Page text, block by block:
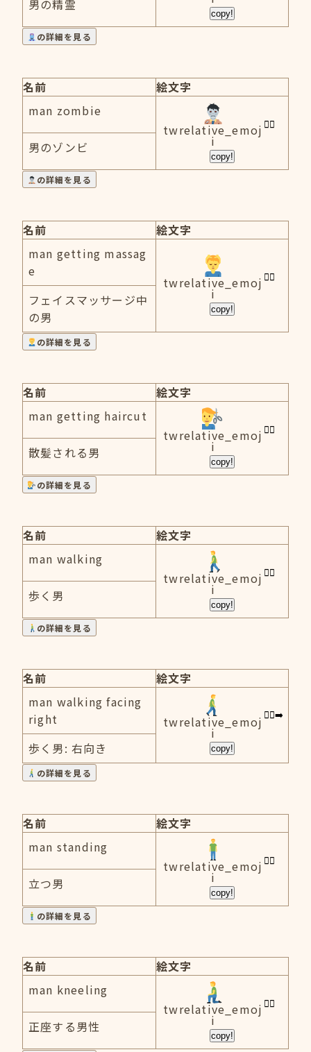
copy!
男の精霊
の詳細を見る
名前
絵文字
man zombie
twrelative_emoj
i
copy!
男のゾンビ
の詳細を見る
名前
絵文字
man getting massag
e
twrelative_emoj
i
copy!
フェイスマッサージ中
の男
の詳細を見る
名前
絵文字
man getting haircut
twrelative_emoj
i
copy!
散髪される男
の詳細を見る
名前
絵文字
man walking
twrelative_emoj
i
copy!
歩く男
の詳細を見る
名前
絵文字
man walking facing
right
twrelative_emoj
i
copy!
歩く男: 右向き
の詳細を見る
名前
絵文字
man standing
twrelative_emoj
i
copy!
立つ男
の詳細を見る
名前
絵文字
man kneeling
twrelative_emoj
i
copy!
正座する男性